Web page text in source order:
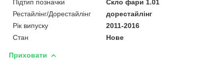
Підтип позначки
Скло фари 1.01
Рестайлінг/Дорестайлінг
дорестайлінг
Рік випуску
2011-2016
Стан
Нове
Приховати